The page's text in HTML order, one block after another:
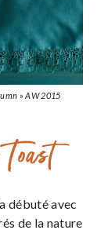
» AW 2015
débuté avec
de la nature